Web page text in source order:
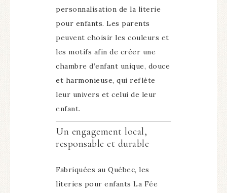
personnalisation de la literie
pour enfants. Les parents
peuvent choisir les couleurs et
les motifs afin de créer une
chambre d’enfant unique, douce
et harmonieuse, qui reflète
leur univers et celui de leur
enfant.
Un engagement local,
responsable et durable
Fabriquées au Québec, les
literies pour enfants La Fée